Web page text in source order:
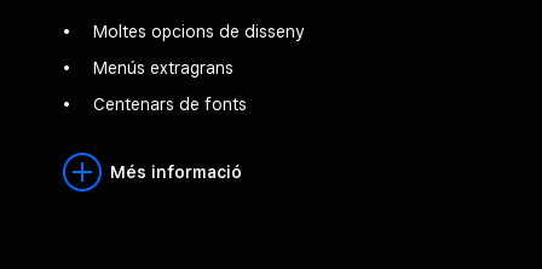
Moltes opcions de disseny
Menús extragrans
Centenars de fonts
Més informació